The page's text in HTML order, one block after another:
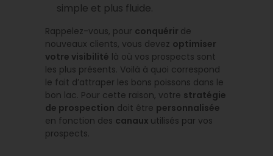
simple et plus fluide.
Rappelez-vous, pour conquérir de
nouveaux clients, vous devez optimiser
votre visibilité là où vos prospects sont
les plus présents. Voilà à quoi correspond
le fait d’attraper les bons poissons dans le
bon lac. Pour cette raison, votre stratégie
de prospection doit être personnalisée
en fonction des canaux utilisés par vos
prospects.